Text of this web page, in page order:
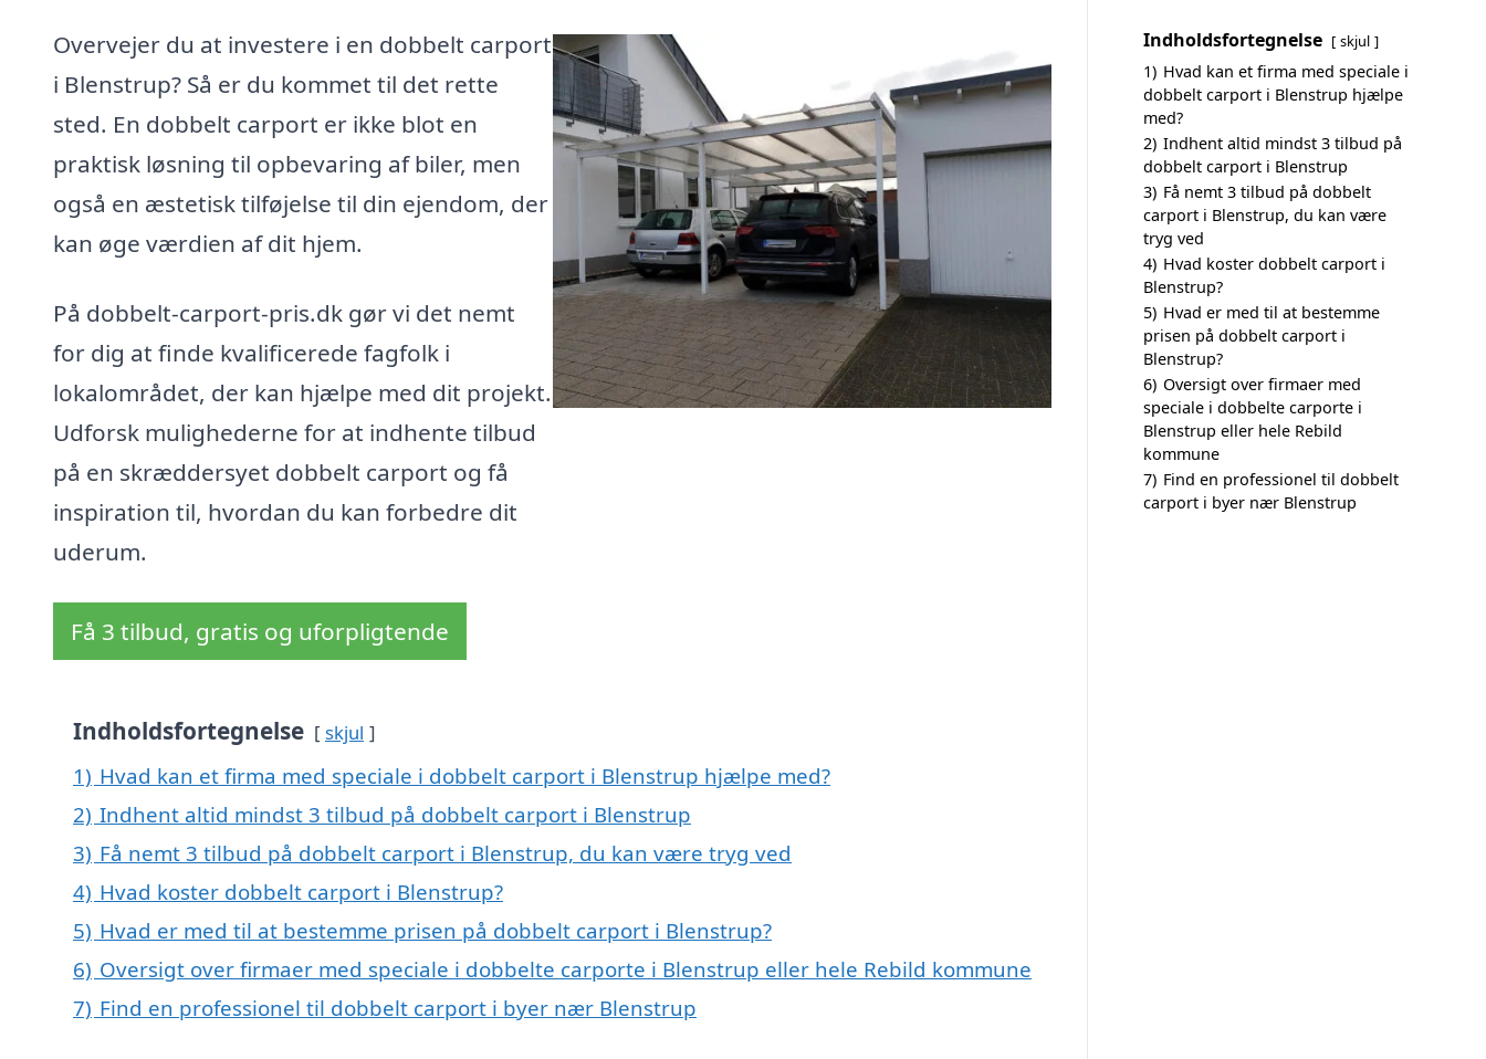
Overvejer du at investere i en dobbelt carport
i Blenstrup? Så er du kommet til det rette
sted. En dobbelt carport er ikke blot en
praktisk løsning til opbevaring af biler, men
også en æstetisk tilføjelse til din ejendom, der
kan øge værdien af dit hjem.
På dobbelt-carport-pris.dk gør vi det nemt
for dig at finde kvalificerede fagfolk i
lokalområdet, der kan hjælpe med dit projekt.
Udforsk mulighederne for at indhente tilbud
på en skræddersyet dobbelt carport og få
inspiration til, hvordan du kan forbedre dit
uderum.
Få 3 tilbud, gratis og uforpligtende
Indholdsfortegnelse skjul
1) Hvad kan et firma med speciale i dobbelt carport i Blenstrup hjælpe med?
2) Indhent altid mindst 3 tilbud på dobbelt carport i Blenstrup
3) Få nemt 3 tilbud på dobbelt carport i Blenstrup, du kan være tryg ved
4) Hvad koster dobbelt carport i Blenstrup?
5) Hvad er med til at bestemme prisen på dobbelt carport i Blenstrup?
6) Oversigt over firmaer med speciale i dobbelte carporte i Blenstrup eller hele Rebild kommune
7) Find en professionel til dobbelt carport i byer nær Blenstrup
Indholdsfortegnelse skjul
1) Hvad kan et firma med speciale i
dobbelt carport i Blenstrup hjælpe
med?
2) Indhent altid mindst 3 tilbud på
dobbelt carport i Blenstrup
3) Få nemt 3 tilbud på dobbelt
carport i Blenstrup, du kan være
tryg ved
4) Hvad koster dobbelt carport i
Blenstrup?
5) Hvad er med til at bestemme
prisen på dobbelt carport i
Blenstrup?
6) Oversigt over firmaer med
speciale i dobbelte carporte i
Blenstrup eller hele Rebild
kommune
7) Find en professionel til dobbelt
carport i byer nær Blenstrup